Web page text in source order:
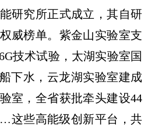
研究所正式成立，其自研
威榜单。紫金山实验室支
技术试验，太湖实验室国
下水，云龙湖实验室建成
室，全省获批牵头建设44
这些高能级创新平台，共